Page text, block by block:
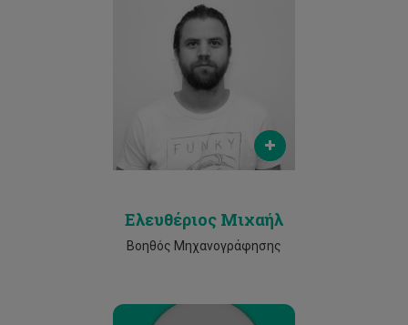
Email
lefteris.michael@cut.ac.cy
2500 2465
Ελευθέριος Μιχαήλ
Βοηθός Μηχανογράφησης